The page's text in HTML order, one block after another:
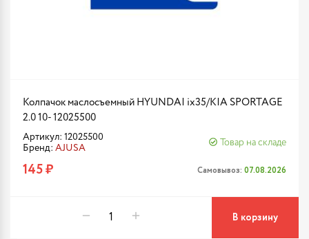
Колпачок маслосъемный HYUNDAI ix35/KIA SPORTAGE
2.0 10- 12025500
Артикул: 12025500
Бренд: AJUSA
Товар на складе
145 ₽ Самовывоз: 07.08.2026
В корзину